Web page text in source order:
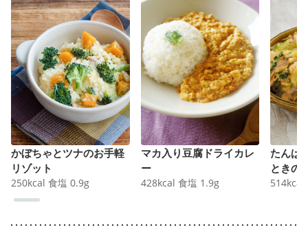
かぼちゃとツナのお手軽
リゾット
250kcal 食塩 0.9g
マカ入り豆腐ドライカレ
ー
428kcal 食塩 1.9g
たんぱ
ときの
ドリア
514kcal